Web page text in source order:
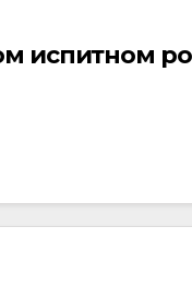
испитном